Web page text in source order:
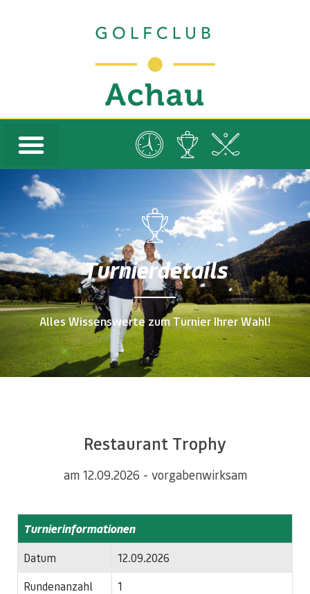
Turnierdetails
Alles Wissenswerte zum Turnier Ihrer Wahl!
Restaurant Trophy
am 12.09.2026 - vorgabenwirksam
Turnierinformationen
Datum
12.09.2026
Rundenanzahl
1